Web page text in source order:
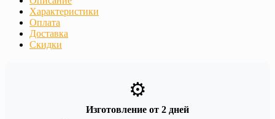
Характеристики
Оплата
Доставка
Скидки
⚙️
Изготовление от 2 дней